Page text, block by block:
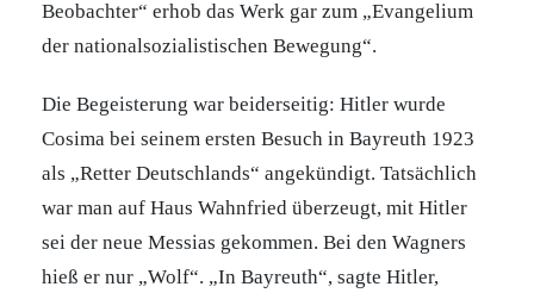
Beobachter“ erhob das Werk gar zum „Evangelium
der nationalsozialistischen Bewegung“.
Die Begeisterung war beiderseitig: Hitler wurde
Cosima bei seinem ersten Besuch in Bayreuth 1923
als „Retter Deutschlands“ angekündigt. Tatsächlich
war man auf Haus Wahnfried überzeugt, mit Hitler
sei der neue Messias gekommen. Bei den Wagners
hieß er nur „Wolf“. „In Bayreuth“, sagte Hitler,